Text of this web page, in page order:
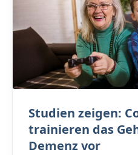
Studien zeigen:
trainieren das
Demenz vor